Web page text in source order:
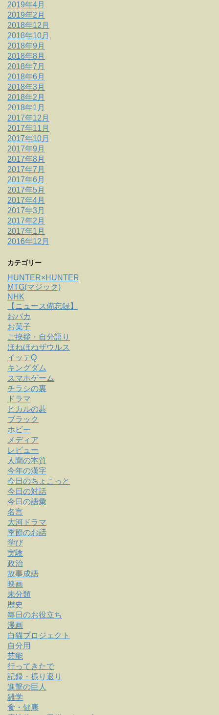
2019年4月
2019年2月
2018年12月
2018年10月
2018年9月
2018年8月
2018年7月
2018年6月
2018年3月
2018年2月
2018年1月
2017年12月
2017年11月
2017年10月
2017年9月
2017年8月
2017年7月
2017年6月
2017年5月
2017年4月
2017年3月
2017年2月
2017年1月
2016年12月
カテゴリー
HUNTER×HUNTER
MTG(マジック)
NHK
【ニュース備忘録】
おバカ
お菓子
ご挨拶・自分語り
ほねほねザウルス
イッテQ
キングダム
スマホゲーム
チラシの裏
ドラマ
ヒカルの碁
ブラック
ホビー
メディア
レビュー
人間の本質
今年の漢字
今日のちょこっと
今日の対話
今日の語彙
名言
大河ドラマ
季節のお話
学び
実験
政治
故事成語
映画
未分類
歴史
毎日のお役立ち
漫画
白猫プロジェクト
自分用
芸能
行ってきたで
記録・振り返り
進撃の巨人
雑学
食・健康